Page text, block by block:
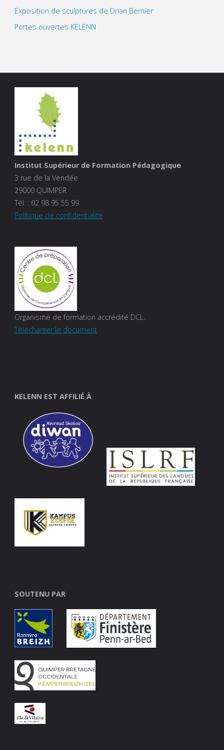
Exposition de sculptures de Drian Bernier
Portes ouvertes KELENN
Institut Supérieur de Formation Pédagogique
3 rue de la Vendée
29000 QUIMPER
Tél. : 02 98 95 55 99
Politique de confidentialité
Organisme de formation accrédité DCL.
Télécharger le document
KELENN EST AFFILIÉ À
SOUTENU PAR